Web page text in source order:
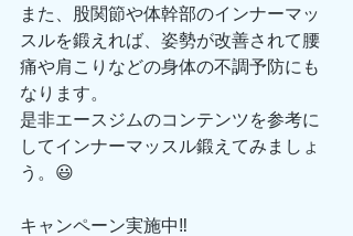
また、股関節や体幹部のインナーマッ
スルを鍛えれば、姿勢が改善されて腰
痛や肩こりなどの身体の不調予防にも
なります。
是非エースジムのコンテンツを参考に
してインナーマッスル鍛えてみましょ
う。😃
キャンペーン実施中‼️